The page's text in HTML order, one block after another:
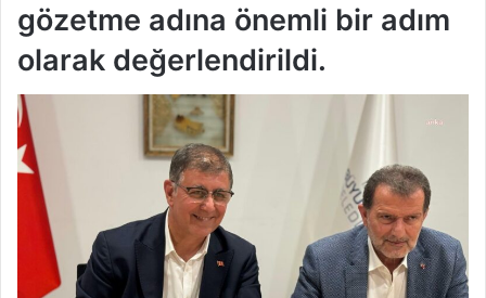
gözetme adına önemli bir adım
olarak değerlendirildi.